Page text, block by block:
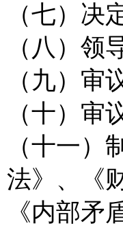
（七）
（八）领
（九）审
（十）审
（十一
法》、《
《内部